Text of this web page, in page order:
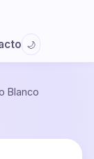
🌙
Blanco